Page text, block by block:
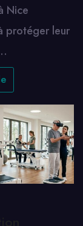
Nice
protéger leur